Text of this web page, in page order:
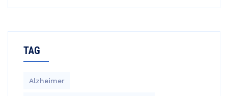
TAG
Alzheimer